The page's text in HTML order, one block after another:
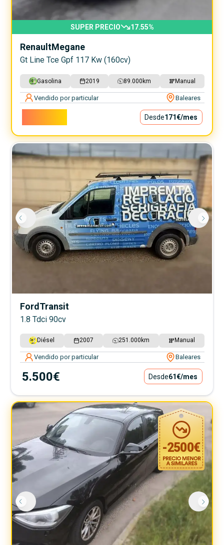
SUPER PRECIO 17.55%
RenaultMegane
Gt Line Tce Gpf 117 Kw (160cv)
Gasolina 2019 89.000 km Manual
Vendido por particular Baleares
Desde171€/mes
FordTransit
1.8 Tdci 90cv
Diésel 2007 251.000 km Manual
Vendido por particular Baleares
5.500€ Desde61€/mes
-2500€